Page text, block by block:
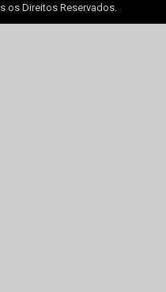
os Direitos Reservados.